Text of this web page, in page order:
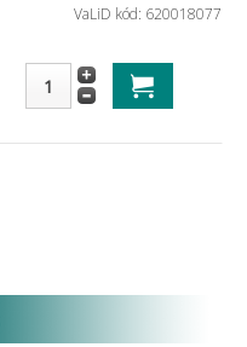
VaLiD kód: 620018077